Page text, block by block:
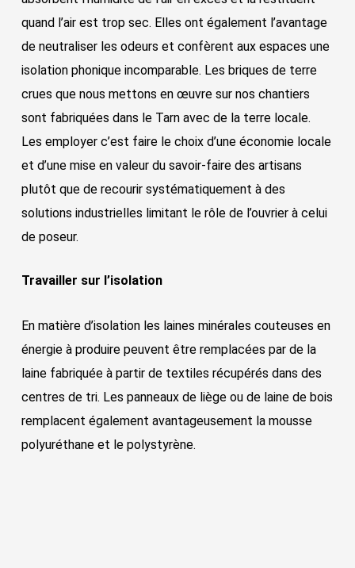
quand l’air est trop sec. Elles ont également l’avantage
de neutraliser les odeurs et confèrent aux espaces une
isolation phonique incomparable. Les briques de terre
crues que nous mettons en œuvre sur nos chantiers
sont fabriquées dans le Tarn avec de la terre locale.
Les employer c’est faire le choix d’une économie locale
et d’une mise en valeur du savoir-faire des artisans
plutôt que de recourir systématiquement à des
solutions industrielles limitant le rôle de l’ouvrier à celui
de poseur.
Travailler sur l’isolation
En matière d’isolation les laines minérales couteuses en
énergie à produire peuvent être remplacées par de la
laine fabriquée à partir de textiles récupérés dans des
centres de tri. Les panneaux de liège ou de laine de bois
remplacent également avantageusement la mousse
polyuréthane et le polystyrène.